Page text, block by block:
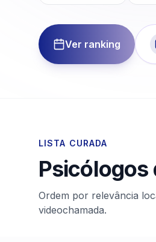
Ver ranking
LISTA CURADA
Psicólogos
Ordem por relevância
videochamada.